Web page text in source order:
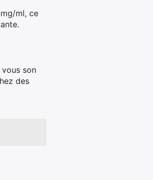
ml, ce
son
des